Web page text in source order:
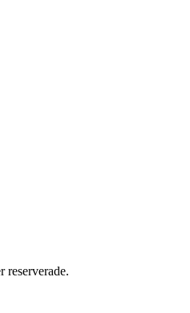
reserverade.